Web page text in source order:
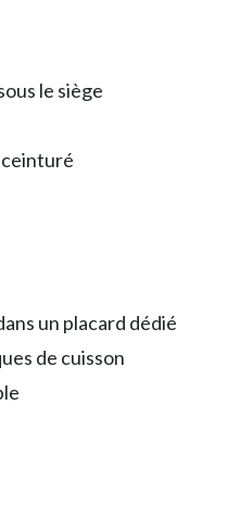
le siège
ceinturé
un placard dédié
de cuisson